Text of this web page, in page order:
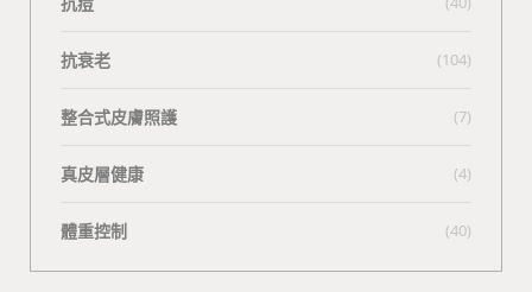
抗衰老 (104)
整合式皮膚照護 (7)
真皮層健康 (4)
體重控制 (40)